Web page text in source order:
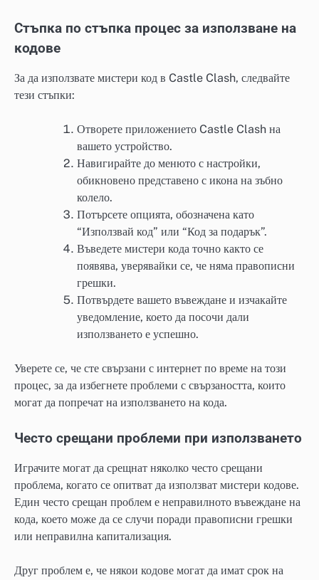
Стъпка по стъпка процес за използване на
кодове
За да използвате мистери код в Castle Clash, следвайте
тези стъпки:
Отворете приложението Castle Clash на
вашето устройство.
Навигирайте до менюто с настройки,
обикновено представено с икона на зъбно
колело.
Потърсете опцията, обозначена като
“Използвай код” или “Код за подарък”.
Въведете мистери кода точно както се
появява, уверявайки се, че няма правописни
грешки.
Потвърдете вашето въвеждане и изчакайте
уведомление, което да посочи дали
използването е успешно.
Уверете се, че сте свързани с интернет по време на този
процес, за да избегнете проблеми с свързаността, които
могат да попречат на използването на кода.
Често срещани проблеми при използването
Играчите могат да срещнат няколко често срещани
проблема, когато се опитват да използват мистери кодове.
Един често срещан проблем е неправилното въвеждане на
кода, което може да се случи поради правописни грешки
или неправилна капитализация.
Друг проблем е, че някои кодове могат да имат срок на